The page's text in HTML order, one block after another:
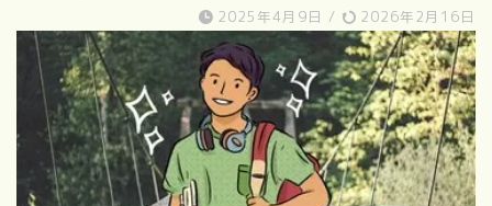
2025年4月9日 / 2026年2月16日